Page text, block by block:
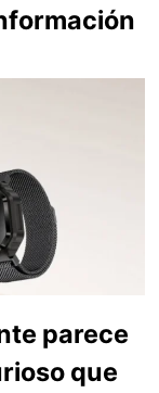
parece
que